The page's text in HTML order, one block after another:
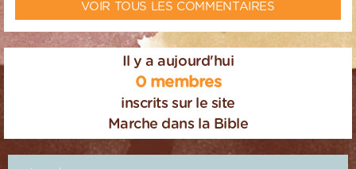
VOIR TOUS LES COMMENTAIRES
Il y a aujourd'hui
0 membres
inscrits sur le site
Marche dans la Bible